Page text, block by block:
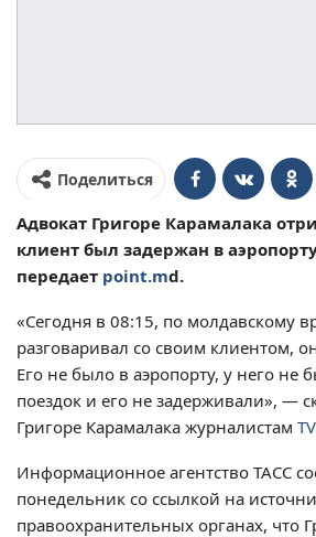
Поделиться
Адвокат Григоре Карамалака
клиент был задержан в
передает point.md.
«Сегодня в 08:15, по молдавскому
разговаривал со своим клиентом,
Его не было в аэропорту, у него не
поездок и его не задерживали», —
Григоре Карамалака журналистам
Информационное агентство ТАСС
понедельник со ссылкой на
правоохранительных органах, что